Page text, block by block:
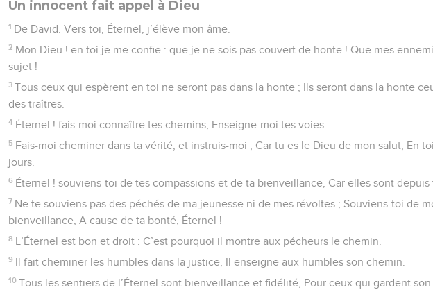
Un innocent fait appel à Dieu
1 De David. Vers toi, Éternel, j’élève mon âme.
2 Mon Dieu ! en toi je me confie : que je ne sois pas couvert de honte ! Que mes
sujet !
3 Tous ceux qui espèrent en toi ne seront pas dans la honte ; Ils seront dans la honte
des traîtres.
4 Éternel ! fais-moi connaître tes chemins, Enseigne-moi tes voies.
5 Fais-moi cheminer dans ta vérité, et instruis-moi ; Car tu es le Dieu de mon salut, En
jours.
6 Éternel ! souviens-toi de tes compassions et de ta bienveillance, Car elles sont depuis
7 Ne te souviens pas des péchés de ma jeunesse ni de mes révoltes ; Souviens-toi de
bienveillance, A cause de ta bonté, Éternel !
8 L’Éternel est bon et droit : C’est pourquoi il montre aux pécheurs le chemin.
9 Il fait cheminer les humbles dans la justice, Il enseigne aux humbles son chemin.
10 Tous les sentiers de l’Éternel sont bienveillance et fidélité, Pour ceux qui gardent